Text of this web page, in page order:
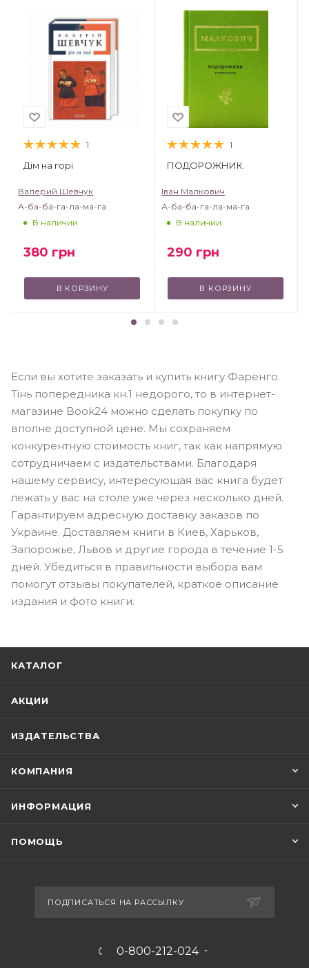
1
Дім на горі
Валерий Шевчук
А-ба-ба-га-ла-ма-га
В наличии
380 грн
В КОРЗИНУ
1
ПОДОРОЖНИК.
Іван Малкович
А-ба-ба-га-ла-ма-га
В наличии
290 грн
В КОРЗИНУ
Если вы хотите заказать и купить книгу Фаренго.
Тінь попередника кн.1 недорого, то в интернет-
магазине Book24 можно сделать покупку по
вполне доступной цене. Мы сохраняем
конкурентную стоимость книг, так как напрямую
сотрудничаем с издательствами. Благодаря
нашему сервису, интересующая вас книга будет
лежать у вас на столе уже через несколько дней.
Гарантируем адресную доставку заказов по
Украине. Доставляем книги в Киев, Харьков,
Запорожье, Львов и другие города в течение 1-5
дней. Убедиться в правильности выбора вам
помогут отзывы покупателей, краткое описание
издания и фото книги.
КАТАЛОГ
АКЦИИ
ИЗДАТЕЛЬСТВА
КОМПАНИЯ
ИНФОРМАЦИЯ
ПОМОЩЬ
ПОДПИСАТЬСЯ НА РАССЫЛКУ
0-800-212-024